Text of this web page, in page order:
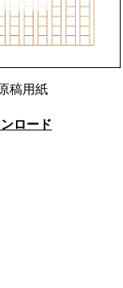
稿用紙
ロード